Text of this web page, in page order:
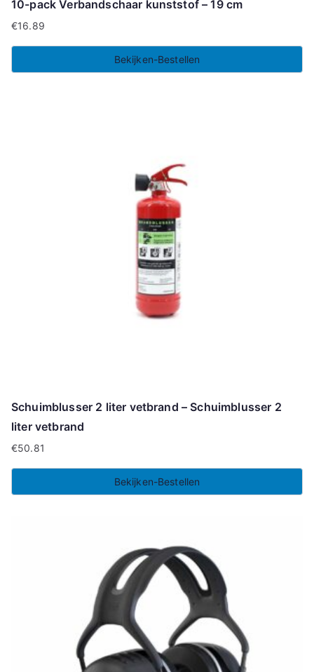
10-pack Verbandschaar kunststof – 19 cm
€16.89
Bekijken-Bestellen
Schuimblusser 2 liter vetbrand – Schuimblusser 2
liter vetbrand
€50.81
Bekijken-Bestellen